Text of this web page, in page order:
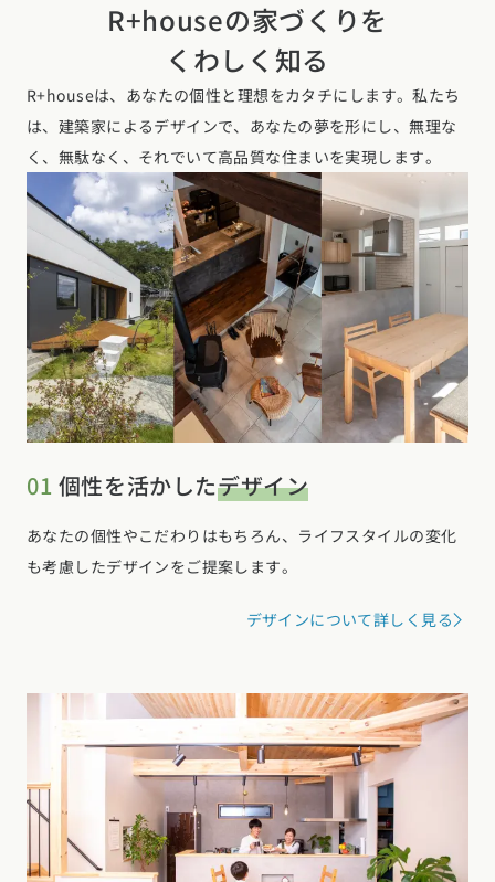
R+houseの家づくりを
くわしく知る
R+houseは、あなたの個性と理想をカタチにします。私たち
は、建築家によるデザインで、あなたの夢を形にし、無理な
く、無駄なく、それでいて高品質な住まいを実現します。
01 個性を活かしたデザイン
あなたの個性やこだわりはもちろん、ライフスタイルの変化
も考慮したデザインをご提案します。
デザインについて詳しく見る